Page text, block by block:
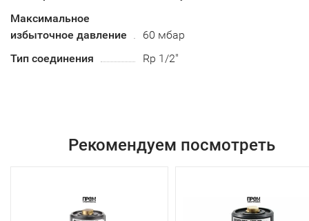
Максимальное
избыточное давление
60 мбар
Тип соединения
Rp 1/2"
Рекомендуем посмотреть